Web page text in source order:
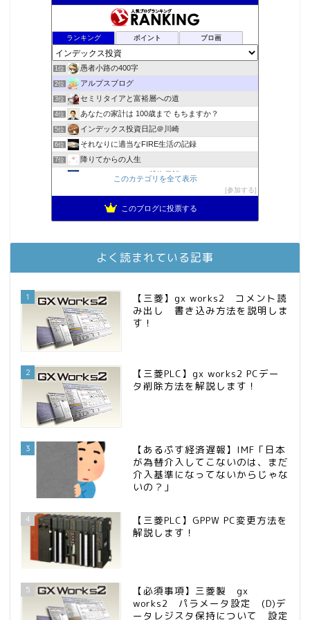
ランキング ポイント ブロ画
1位 愚者小路の400字
2位 アルプスブログ
3位 セミリタイアと富裕層への道
4位 あなたの家計は 100歳まで もちますか？
5位 インデックス投資日記＠川崎
6位 それなりに適当なFIRE生活の記録
7位 降りてからの人生
MBAのインデックス投資日記
2023年(46歳)FIRE！！！＠20XX年FIRE！！！
スパコンSEが効率的投資で一家セミリタイアするブログ
11位 3階建ての資産形成
庶民的家族がインデックス投資でセミリタイア目指してみた
このカテゴリを全て表示
参加する
このブログに投票する
よく読まれている記事
1
【三菱】gx works2 コメント読
み出し 書き込み方法を説明しま
す！
2
【三菱PLC】gx works2 PCデー
タ削除方法を解説します！
3
【あるぷす経済遅報】IMF「日本
が為替介入してこないのは、まだ
介入基準になってないからじゃな
いの？」
4
【三菱PLC】GPPW PC変更方法を
解説します！
5
【必須事項】三菱製 gx
works2 パラメータ設定 (D)デ
ータレジスタ保持について 設定